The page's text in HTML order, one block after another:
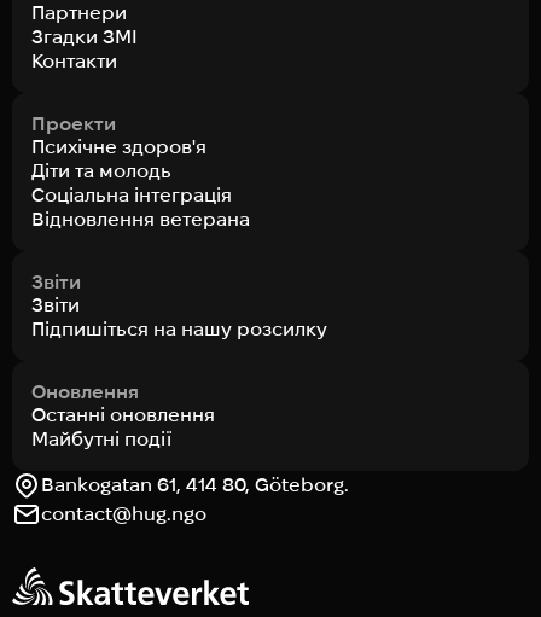
Партнери
Згадки ЗМІ
Контакти
Проекти
Психічне здоров'я
Діти та молодь
Соціальна інтеграція
Відновлення ветерана
Звіти
Звіти
Підпишіться на нашу розсилку
Оновлення
Останні оновлення
Майбутні події
Bankogatan 61, 414 80, Göteborg.
contact@hug.ngo